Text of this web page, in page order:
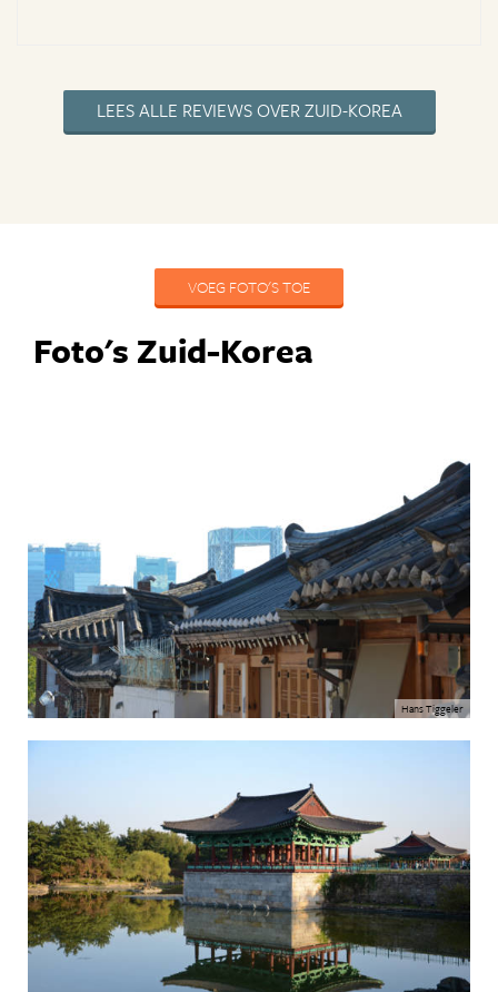
LEES ALLE REVIEWS OVER ZUID-KOREA
VOEG FOTO'S TOE
Foto's Zuid-Korea
Hans Tiggeler